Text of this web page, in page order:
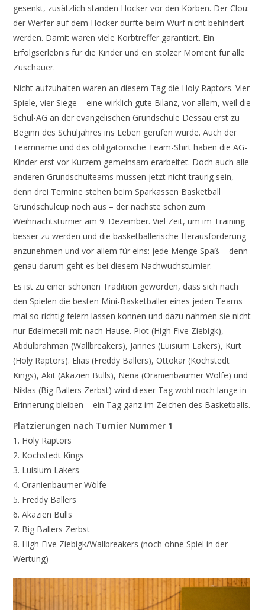
gesenkt, zusätzlich standen Hocker vor den Körben. Der Clou:
der Werfer auf dem Hocker durfte beim Wurf nicht behindert
werden. Damit waren viele Korbtreffer garantiert. Ein
Erfolgserlebnis für die Kinder und ein stolzer Moment für alle
Zuschauer.
Nicht aufzuhalten waren an diesem Tag die Holy Raptors. Vier
Spiele, vier Siege – eine wirklich gute Bilanz, vor allem, weil die
Schul-AG an der evangelischen Grundschule Dessau erst zu
Beginn des Schuljahres ins Leben gerufen wurde. Auch der
Teamname und das obligatorische Team-Shirt haben die AG-
Kinder erst vor Kurzem gemeinsam erarbeitet. Doch auch alle
anderen Grundschulteams müssen jetzt nicht traurig sein,
denn drei Termine stehen beim Sparkassen Basketball
Grundschulcup noch aus – der nächste schon zum
Weihnachtsturnier am 9. Dezember. Viel Zeit, um im Training
besser zu werden und die basketballerische Herausforderung
anzunehmen und vor allem für eins: jede Menge Spaß – denn
genau darum geht es bei diesem Nachwuchsturnier.
Es ist zu einer schönen Tradition geworden, dass sich nach
den Spielen die besten Mini-Basketballer eines jeden Teams
mal so richtig feiern lassen können und dazu nahmen sie nicht
nur Edelmetall mit nach Hause. Piot (High Five Ziebigk),
Abdulbrahman (Wallbreakers), Jannes (Luisium Lakers), Kurt
(Holy Raptors). Elias (Freddy Ballers), Ottokar (Kochstedt
Kings), Akit (Akazien Bulls), Nena (Oranienbaumer Wölfe) und
Niklas (Big Ballers Zerbst) wird dieser Tag wohl noch lange in
Erinnerung bleiben – ein Tag ganz im Zeichen des Basketballs.
Platzierungen nach Turnier Nummer 1
1. Holy Raptors
2. Kochstedt Kings
3. Luisium Lakers
4. Oranienbaumer Wölfe
5. Freddy Ballers
6. Akazien Bulls
7. Big Ballers Zerbst
8. High Five Ziebigk/Wallbreakers (noch ohne Spiel in der
Wertung)